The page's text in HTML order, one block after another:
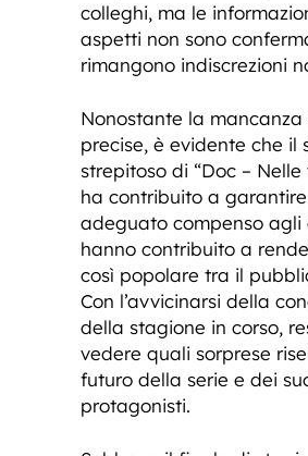
colleghi, ma le
aspetti non sono
rimangono indiscrezioni
Nonostante la mancanza
precise, è evidente che il
strepitoso di “Doc – Nelle
ha contribuito a
adeguato compenso agli
hanno contribuito a
così popolare tra il
Con l’avvicinarsi della
della stagione in corso,
vedere quali sorprese
futuro della serie e dei
protagonisti.